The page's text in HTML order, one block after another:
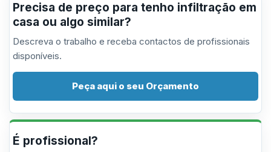
Precisa de preço para tenho infiltração em
casa ou algo similar?
Descreva o trabalho e receba contactos de profissionais
disponíveis.
Peça aqui o seu Orçamento
É profissional?